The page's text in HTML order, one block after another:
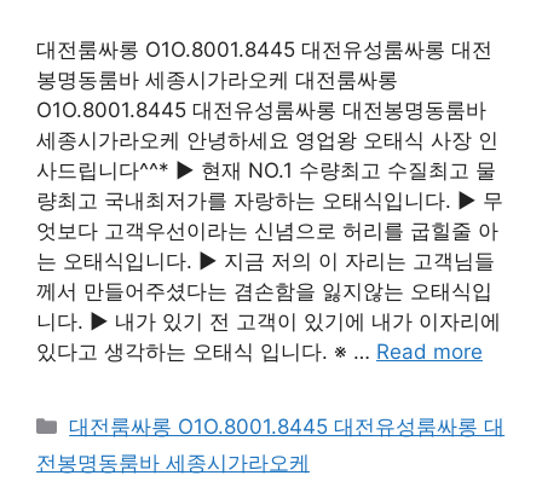
대전룸싸롱 O1O.8001.8445 대전유성룸싸롱 대전
봉명동룸바 세종시가라오케 대전룸싸롱
O1O.8001.8445 대전유성룸싸롱 대전봉명동룸바
세종시가라오케 안녕하세요 영업왕 오태식 사장 인
사드립니다^^* ▶ 현재 NO.1 수량최고 수질최고 물
량최고 국내최저가를 자랑하는 오태식입니다. ▶ 무
엇보다 고객우선이라는 신념으로 허리를 굽힐줄 아
는 오태식입니다. ▶ 지금 저의 이 자리는 고객님들
께서 만들어주셨다는 겸손함을 잃지않는 오태식입
니다. ▶ 내가 있기 전 고객이 있기에 내가 이자리에
있다고 생각하는 오태식 입니다. ※ … Read more
카
테
대전룸싸롱 O1O.8001.8445 대전유성룸싸롱 대
전봉명동룸바 세종시가라오케